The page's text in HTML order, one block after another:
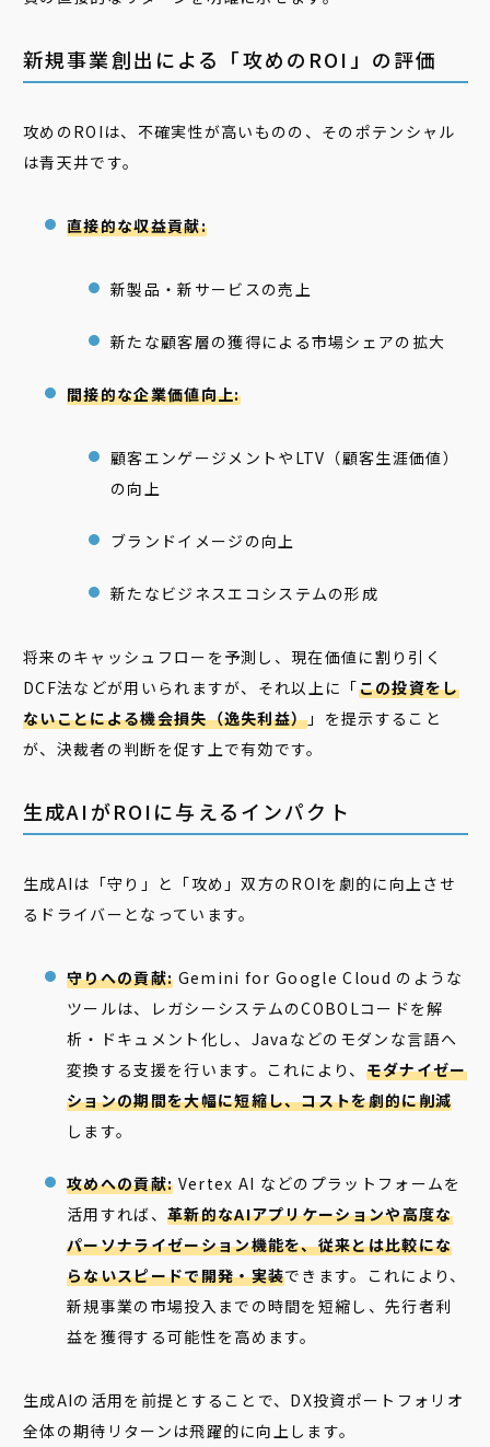
新規事業創出による「攻めのROI」の評価
攻めのROIは、不確実性が高いものの、そのポテンシャル
は青天井です。
直接的な収益貢献:
新製品・新サービスの売上
新たな顧客層の獲得による市場シェアの拡大
間接的な企業価値向上:
顧客エンゲージメントやLTV（顧客生涯価値）
の向上
ブランドイメージの向上
新たなビジネスエコシステムの形成
将来のキャッシュフローを予測し、現在価値に割り引く
DCF法などが用いられますが、それ以上に「この投資をし
ないことによる機会損失（逸失利益） 」を提示すること
が、決裁者の判断を促す上で有効です。
生成AIがROIに与えるインパクト
生成AIは「守り」と「攻め」双方のROIを劇的に向上させ
るドライバーとなっています。
守りへの貢献: Gemini for Google Cloud のような
ツールは、レガシーシステムのCOBOLコードを解
析・ドキュメント化し、Javaなどのモダンな言語へ
変換する支援を行います。これにより、 モダナイゼー
ションの期間を大幅に短縮し、コストを劇的に削減
します。
攻めへの貢献: Vertex AI などのプラットフォームを
活用すれば、 革新的なAIアプリケーションや高度な
パーソナライゼーション機能を、従来とは比較にな
らないスピードで開発・実装できます。これにより、
新規事業の市場投入までの時間を短縮し、先行者利
益を獲得する可能性を高めます。
生成AIの活用を前提とすることで、DX投資ポートフォリオ
全体の期待リターンは飛躍的に向上します。